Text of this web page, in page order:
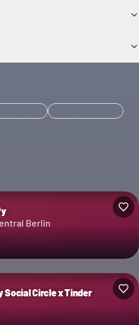
Berlin
Social Circle x Tinder